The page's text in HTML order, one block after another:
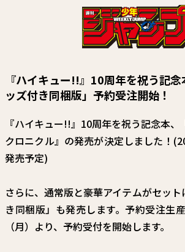
編集部からのお知らせ
お知らせ
連載作品
定期購読
イチオシ情報
『ハイキュー!!』10周年を祝う記
ッズ付き同梱版」予約受注開始！
『ハイキュー!!』10周年を祝う記念本
クロニクル』の発売が決定しました！
発売予定)
さらに、通常版と豪華アイテムがセッ
き同梱版」も発売します。予約受注生
（月）より、予約受付を開始します。